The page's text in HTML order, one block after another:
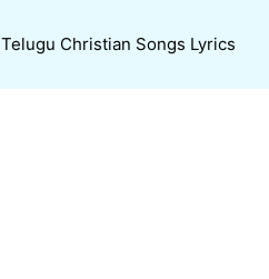
Telugu Christian Songs Lyrics